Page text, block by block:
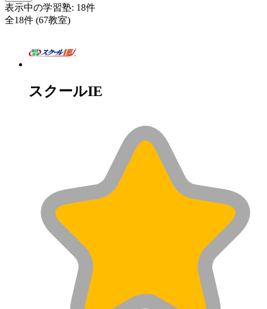
表示中の学習塾: 18件
全18件 (67教室)
スクールIE